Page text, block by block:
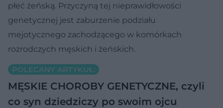
płeć żeńską. Przyczyną tej nieprawidłowości
genetycznej jest zaburzenie podziału
mejotycznego zachodzącego w komórkach
rozrodczych męskich i żeńskich.
POLECANY ARTYKUŁ:
MĘSKIE CHOROBY GENETYCZNE, czyli
co syn dziedziczy po swoim ojcu